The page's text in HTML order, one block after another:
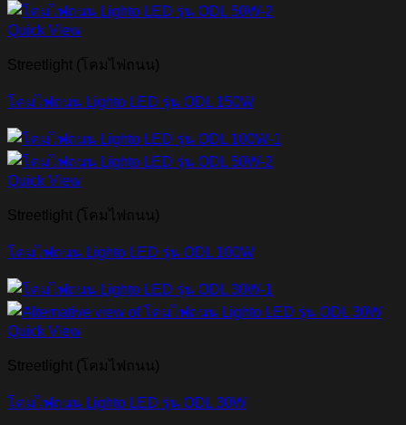
Quick View
Streetlight (โคมไฟถนน)
โคมไฟถนน Lighto LED รุ่น ODL 150W
Quick View
Streetlight (โคมไฟถนน)
โคมไฟถนน Lighto LED รุ่น ODL 100W
Quick View
Streetlight (โคมไฟถนน)
โคมไฟถนน Lighto LED รุ่น ODL 30W